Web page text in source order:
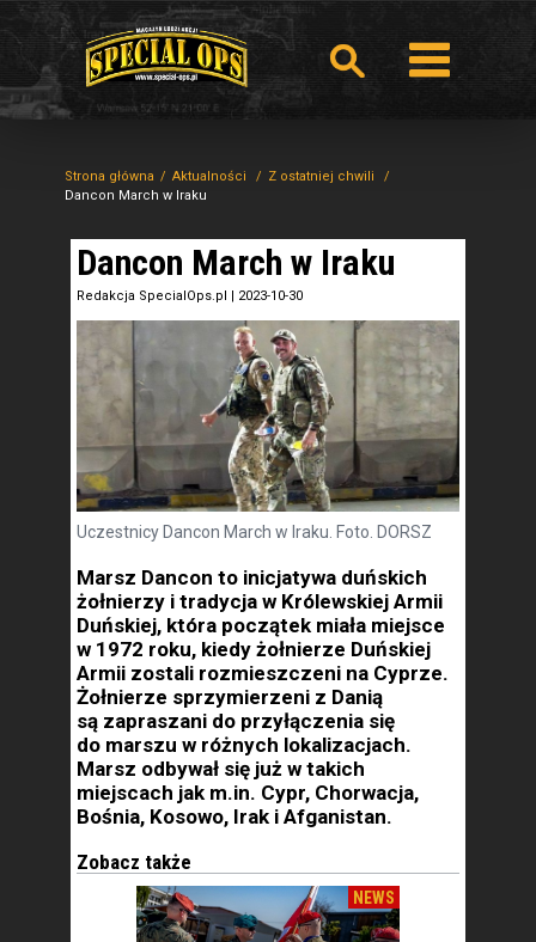
Strona główna Aktualności
Z ostatniej chwili
Dancon March w Iraku
Dancon March w Iraku
Redakcja SpecialOps.pl | 2023-10-30
Uczestnicy Dancon March w Iraku. Foto. DORSZ
Marsz Dancon to inicjatywa duńskich
żołnierzy i tradycja w Królewskiej Armii
Duńskiej, która początek miała miejsce
w 1972 roku, kiedy żołnierze Duńskiej
Armii zostali rozmieszczeni na Cyprze.
Żołnierze sprzymierzeni z Danią
są zapraszani do przyłączenia się
do marszu w różnych lokalizacjach.
Marsz odbywał się już w takich
miejscach jak m.in. Cypr, Chorwacja,
Bośnia, Kosowo, Irak i Afganistan.
Zobacz także
NEWS